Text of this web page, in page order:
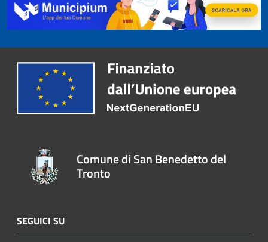
Comune di San Benedetto del
Tronto
SEGUICI SU